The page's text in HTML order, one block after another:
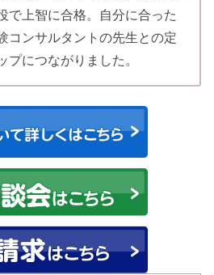
で上智に合格。自分に合った
コンサルタントの先生との定
プにつながりました。